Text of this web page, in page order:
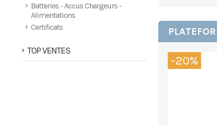
-20%
Batteries - Accus Chargeurs -
Alimentations
Certificats
TOP VENTES